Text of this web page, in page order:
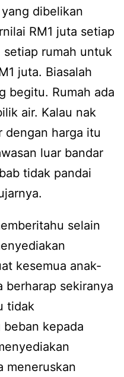
dibelikan
RM1 juta setiap
setiap rumah untuk
juta. Biasalah
begitu. Rumah ada
air. Kalau nak
dengan harga itu
luar bandar
tidak pandai
selain
kesemua anak-
berharap sekiranya
tidak
kepada
meneruskan